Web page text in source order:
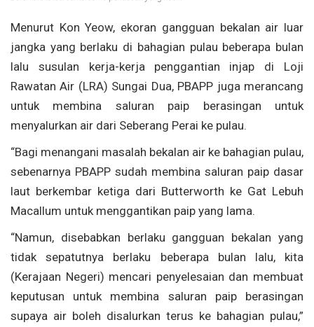
Menurut Kon Yeow, ekoran gangguan bekalan air luar
jangka yang berlaku di bahagian pulau beberapa bulan
lalu susulan kerja-kerja penggantian injap di Loji
Rawatan Air (LRA) Sungai Dua, PBAPP juga merancang
untuk membina saluran paip berasingan untuk
menyalurkan air dari Seberang Perai ke pulau.
“Bagi menangani masalah bekalan air ke bahagian pulau,
sebenarnya PBAPP sudah membina saluran paip dasar
laut berkembar ketiga dari Butterworth ke Gat Lebuh
Macallum untuk menggantikan paip yang lama.
“Namun, disebabkan berlaku gangguan bekalan yang
tidak sepatutnya berlaku beberapa bulan lalu, kita
(Kerajaan Negeri) mencari penyelesaian dan membuat
keputusan untuk membina saluran paip berasingan
supaya air boleh disalurkan terus ke bahagian pulau,”